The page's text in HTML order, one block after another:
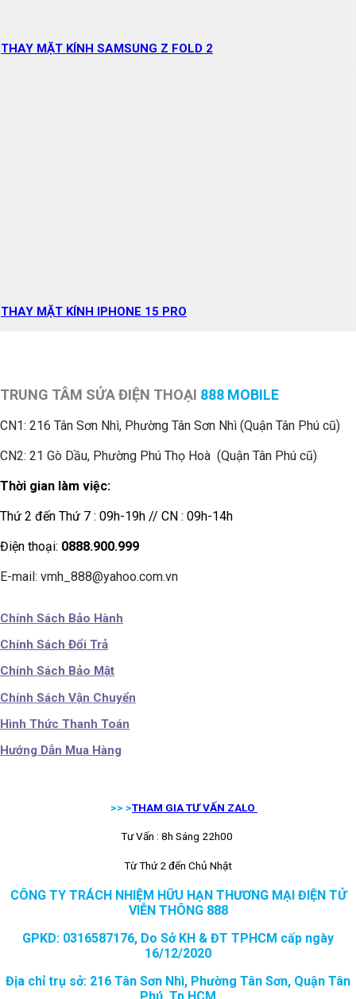
THAY MẶT KÍNH SAMSUNG Z FOLD 2
THAY MẶT KÍNH IPHONE 15 PRO
TRUNG TÂM SỬA ĐIỆN THOẠI 888 MOBILE
CN1: 216 Tân Sơn Nhì, Phường Tân Sơn Nhì (Quận Tân Phú cũ)
CN2: 21 Gò Dầu, Phường Phú Thọ Hoà (Quận Tân Phú cũ)
Thời gian làm việc:
Thứ 2 đến Thứ 7 : 09h-19h // CN : 09h-14h
Điện thoại: 0888.900.999
E-mail: vmh_888@yahoo.com.vn
Chính Sách Bảo Hành
Chính Sách Đổi Trả
Chính Sách Bảo Mật
Chính Sách Vận Chuyển
Hình Thức Thanh Toán
Hướng Dẫn Mua Hàng
>> >THAM GIA TƯ VẤN ZALO
Tư Vấn : 8h Sáng 22h00
Từ Thứ 2 đến Chủ Nhật
CÔNG TY TRÁCH NHIỆM HỮU HẠN THƯƠNG MẠI ĐIỆN TỬ
VIỄN THÔNG 888
GPKD: 0316587176, Do Sở KH & ĐT TPHCM cấp ngày
16/12/2020
Địa chỉ trụ sở: 216 Tân Sơn Nhì, Phường Tân Sơn, Quận Tân